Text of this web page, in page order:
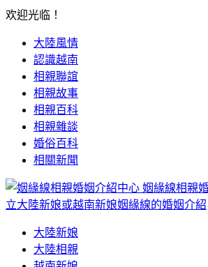
欢迎光临！
大陸風情
認識越南
相親聯誼
相親故事
相親百科
相親雜談
婚俗百科
相關新聞
姻緣線相親
立大陸新娘或越南新娘姻緣線的婚姻介紹
大陸新娘
大陸相親